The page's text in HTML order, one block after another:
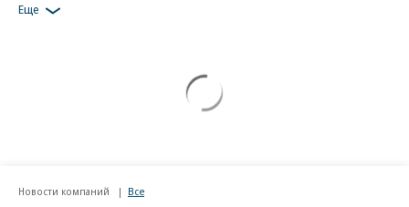
Еще
Новости компаний Все